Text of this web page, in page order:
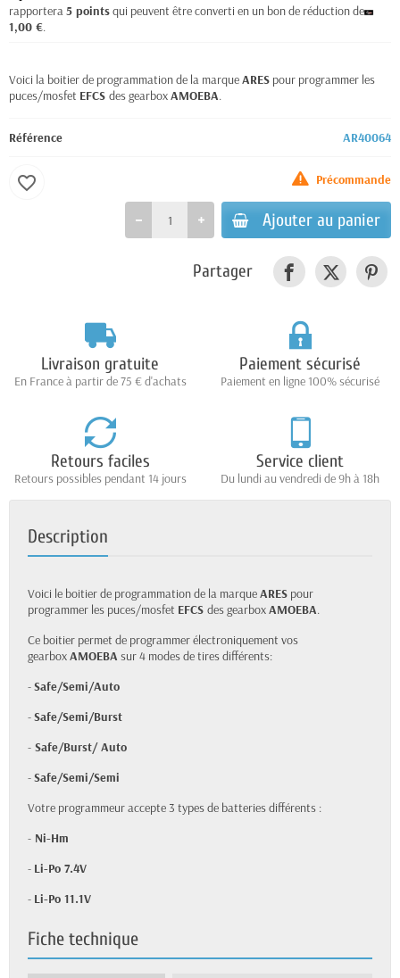
rapportera5 pointsqui peuvent être converti en un bon de réduction de
1,00 €.
Voici la boitier de programmation de la marqueARES pour programmer les
puces/mosfet EFCS des gearboxAMOEBA.
Référence AR40064
Précommande
Ajouter au panier
favorite_border
Partager
Livraison gratuite
En France à partir de 75 € d'achats
Paiement sécurisé
Paiement en ligne 100% sécurisé
Retours faciles
Retours possibles pendant 14 jours
Service client
Du lundi au vendredi de 9h à 18h
Description
Voici le boitier de programmation de la marqueARES pour
programmer les puces/mosfet EFCS des gearboxAMOEBA.
Ce boitier permet de programmer électroniquement vos
gearboxAMOEBA sur 4 modes de tires différents:
-Safe/Semi/Auto
-Safe/Semi/Burst
- Safe/Burst/ Auto
-Safe/Semi/Semi
Votre programmeur accepte 3 types de batteries différents :
- Ni-Hm
- Li-Po 7.4V
- Li-Po 11.1V
Fiche technique